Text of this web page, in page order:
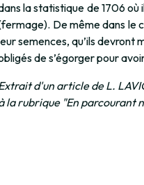
la statistique de 1706 où
De même dans le
semences, qu’ils devront
de s’égorger pour
d'un article de L.
la rubrique "En parcourant